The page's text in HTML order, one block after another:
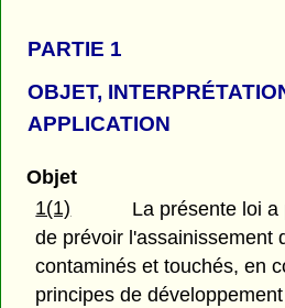
PARTIE 1
OBJET,
APPLICATION
Objet
1(1)
La présente loi a
de prévoir l'assainissement
contaminés et touchés, en
principes de